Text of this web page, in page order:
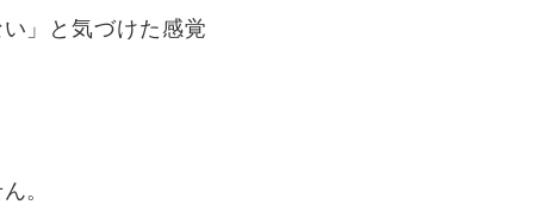
」と気づけた感覚
。